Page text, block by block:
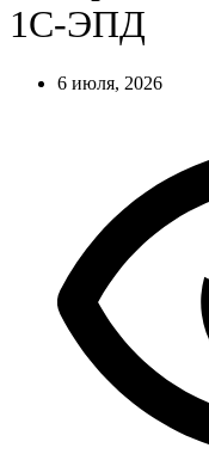
1С-ЭПД
6 июля, 2026